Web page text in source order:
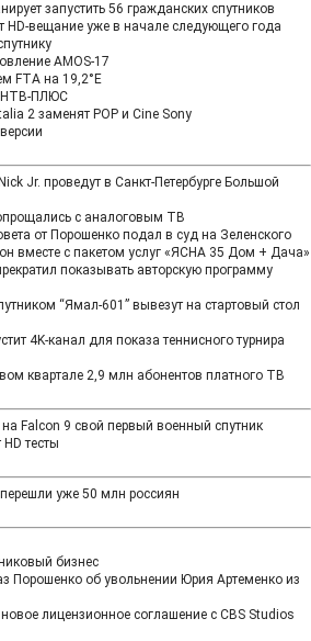
запустить 56 гражданских спутников
HD-вещание уже в начале следующего года
AMOS-17
FTA на 19,2°E
НТВ‑ПЛЮС
2 заменят POP и Cine Sony
Jr. проведут в Санкт-Петербурге Большой
с аналоговым ТВ
от Порошенко подал в суд на Зеленского
вместе с пакетом услуг «ЯСНА 35 Дом + Дача»
показывать авторскую программу
“Ямал-601” вывезут на стартовый стол
4K-канал для показа теннисного турнира
квартале 2,9 млн абонентов платного ТВ
Falcon 9 свой первый военный спутник
тесты
уже 50 млн россиян
бизнес
Порошенко об увольнении Юрия Артеменко из
лицензионное соглашение с CBS Studios